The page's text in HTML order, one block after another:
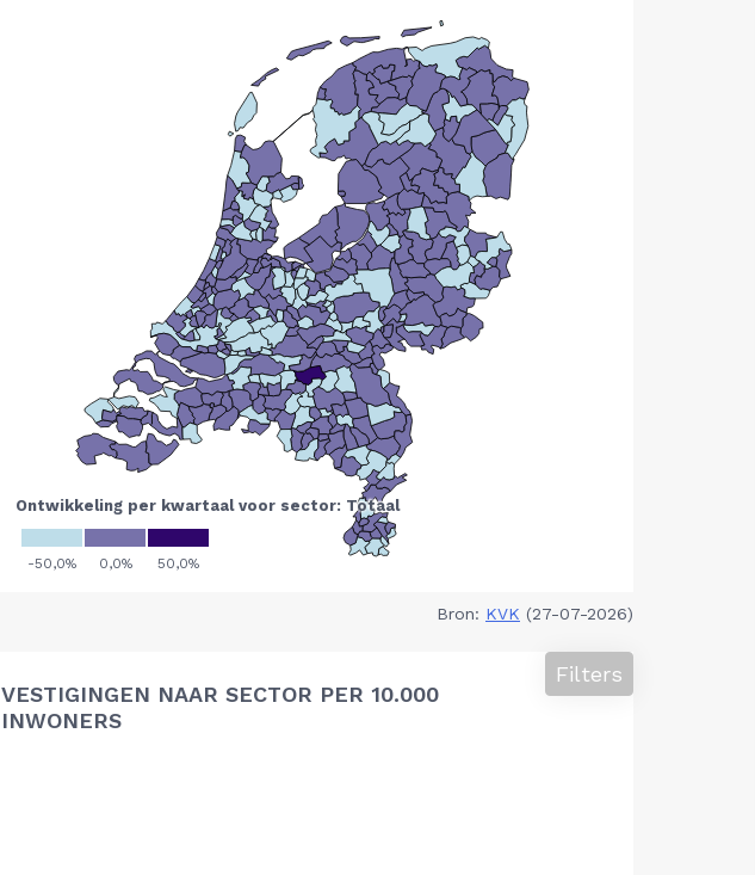
Bron: KVK (27-07-2026)
VESTIGINGEN NAAR SECTOR PER 10.000
INWONERS
Filters